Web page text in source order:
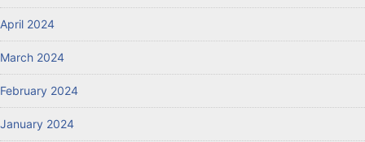
April 2024
March 2024
February 2024
January 2024